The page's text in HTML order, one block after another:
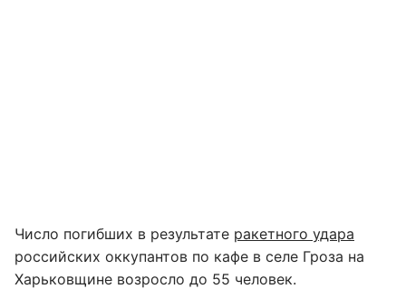
Число погибших в результате ракетного удара
российских оккупантов по кафе в селе Гроза на
Харьковщине возросло до 55 человек.